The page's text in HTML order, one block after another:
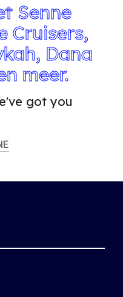
Senne
Cruisers,
Dana
meer.
got you